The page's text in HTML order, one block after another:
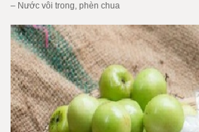
– Nước vôi trong, phèn chua